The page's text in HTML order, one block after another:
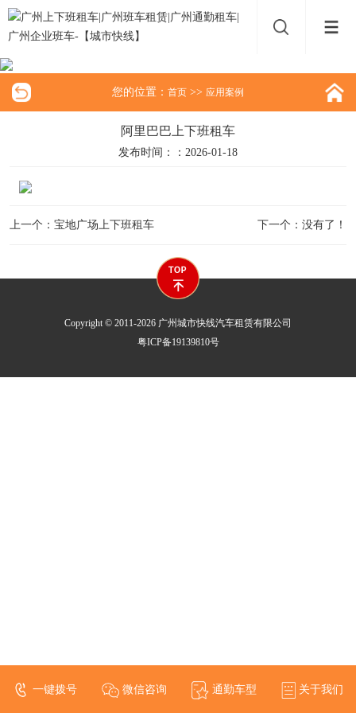
您的位置： 首页 >> 应用案例
阿里巴巴上下班租车
发布时间：：2026-01-18
上一个：宝地广场上下班租车 下一个：没有了！
Copyright © 2011-2026 广州城市快线汽车租赁有限公司
粤ICP备19139810号
一键拨号 微信咨询 通勤车型 关于我们